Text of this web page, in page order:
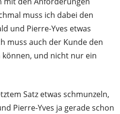
muss ich dabei den
und Pierre-Yves etwas
muss auch der Kunde den
und nicht nur ein
Satz etwas schmunzeln,
Pierre-Yves ja gerade schon